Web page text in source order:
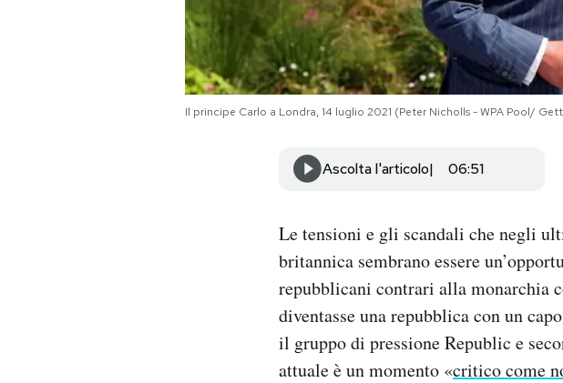
Il principe Carlo a Londra, 14 luglio 2021 (Peter Nicholls - WPA Pool/
Ascolta l'articolo 06:51
Le tensioni e gli scandali che negli
britannica sembrano essere
repubblicani contrari alla monarchia
diventasse una repubblicacon un
il gruppo di pressione Republic e
attuale è un momento «critico come